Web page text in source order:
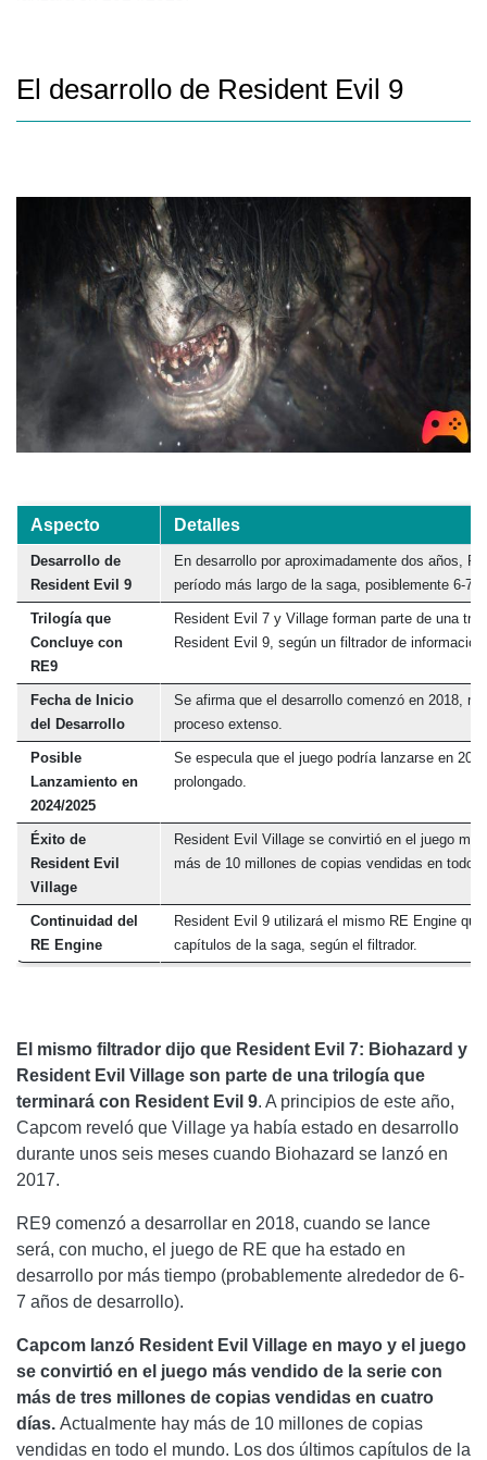
El desarrollo de Resident Evil 9
Aspecto Detalles
Desarrollo de
Resident Evil 9
En desarrollo por aproximadamente dos años,
período más largo de la saga, posiblemente 6-7
Trilogía que
Concluye con
RE9
Resident Evil 7 y Village forman parte de una
Resident Evil 9, según un filtrador de información
Fecha de Inicio
del Desarrollo
Se afirma que el desarrollo comenzó en 2018,
proceso extenso.
Posible
Lanzamiento en
2024/2025
Se especula que el juego podría lanzarse en
prolongado.
Éxito de
Resident Evil
Village
Resident Evil Village se convirtió en el juego
más de 10 millones de copias vendidas en todo
Continuidad del
RE Engine
Resident Evil 9 utilizará el mismo RE Engine
capítulos de la saga, según el filtrador.
El mismo filtrador dijo que Resident Evil 7: Biohazard y
Resident Evil Village son parte de una trilogía que
terminará con Resident Evil 9. A principios de este año,
Capcom reveló que Village ya había estado en desarrollo
durante unos seis meses cuando Biohazard se lanzó en
2017.
RE9 comenzó a desarrollar en 2018, cuando se lance
será, con mucho, el juego de RE que ha estado en
desarrollo por más tiempo (probablemente alrededor de 6-
7 años de desarrollo).
Capcom lanzó Resident Evil Village en mayo y el juego
se convirtió en el juego más vendido de la serie con
más de tres millones de copias vendidas en cuatro
días. Actualmente hay más de 10 millones de copias
vendidas en todo el mundo. Los dos últimos capítulos de la